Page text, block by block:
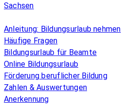
Sachsen
Anleitung: Bildungsurlaub nehmen
Häufige Fragen
Bildungsurlaub für Beamte
Online Bildungsurlaub
Förderung beruflicher Bildung
Zahlen & Auswertungen
Anerkennung